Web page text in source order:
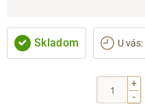
Skladom U vás:
+
-